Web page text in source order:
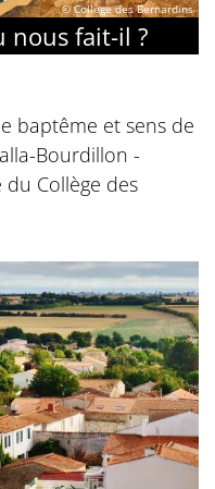
© Collège des Bernardins
nous fait-il ?
baptême et sens de
Bourdillon -
Collège des